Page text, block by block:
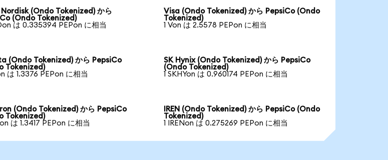
Nordisk (Ondo Tokenized) から
(Ondo Tokenized)
は 0.335394 PEPon に相当
Visa (Ondo Tokenized) から PepsiCo (Ondo
Tokenized)
1 Von は 2.5578 PEPon に相当
(Ondo Tokenized) から PepsiCo
Tokenized)
は 1.3376 PEPon に相当
SK Hynix (Ondo Tokenized) から PepsiCo
(Ondo Tokenized)
1 SKHYon は 0.960174 PEPon に相当
(Ondo Tokenized) から PepsiCo
Tokenized)
は 1.3417 PEPon に相当
IREN (Ondo Tokenized) から PepsiCo (Ondo
Tokenized)
1 IRENon は 0.275269 PEPon に相当